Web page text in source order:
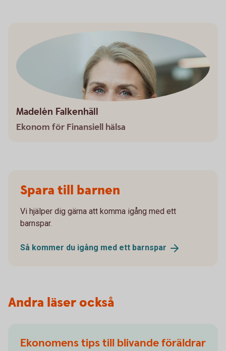
Madelén Falkenhäll
Ekonom för Finansiell hälsa
Spara till barnen
Vi hjälper dig gärna att komma igång med ett
barnspar.
Så kommer du igång med ett barnspar
Andra läser också
Ekonomens tips till blivande föräldrar